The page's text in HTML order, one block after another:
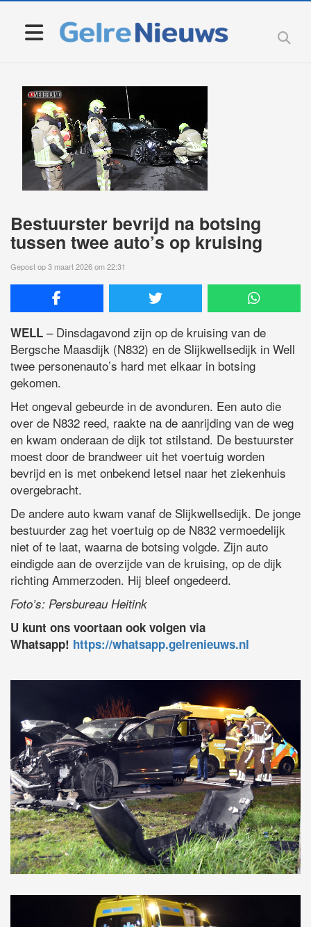
Bestuurster bevrijd na botsing
tussen twee auto’s op kruising
Gepost op 3 maart 2026 om 22:31
WELL – Dinsdagavond zijn op de kruising van de
Bergsche Maasdijk (N832) en de Slijkwellsedijk in Well
twee personenauto’s hard met elkaar in botsing
gekomen.
Het ongeval gebeurde in de avonduren. Een auto die
over de N832 reed, raakte na de aanrijding van de weg
en kwam onderaan de dijk tot stilstand. De bestuurster
moest door de brandweer uit het voertuig worden
bevrijd en is met onbekend letsel naar het ziekenhuis
overgebracht.
De andere auto kwam vanaf de Slijkwellsedijk. De jonge
bestuurder zag het voertuig op de N832 vermoedelijk
niet of te laat, waarna de botsing volgde. Zijn auto
eindigde aan de overzijde van de kruising, op de dijk
richting Ammerzoden. Hij bleef ongedeerd.
Foto’s: Persbureau Heitink
U kunt ons voortaan ook volgen via
Whatsapp! https://whatsapp.gelrenieuws.nl